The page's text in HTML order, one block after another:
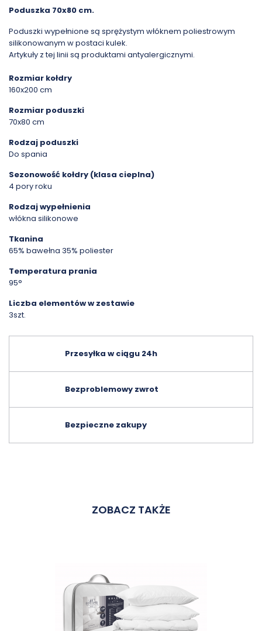
Poduszka 70x80 cm.
Poduszki wypełnione są sprężystym włóknem poliestrowym
silikonowanym w postaci kulek.
Artykuły z tej linii są produktami antyalergicznymi.
Rozmiar kołdry
160x200 cm
Rozmiar poduszki
70x80 cm
Rodzaj poduszki
Do spania
Sezonowość kołdry (klasa cieplna)
4 pory roku
Rodzaj wypełnienia
włókna silikonowe
Tkanina
65% bawełna 35% poliester
Temperatura prania
95°
Liczba elementów w zestawie
3szt.
Przesyłka w ciągu 24h
Bezproblemowy zwrot
Bezpieczne zakupy
ZOBACZ TAKŻE